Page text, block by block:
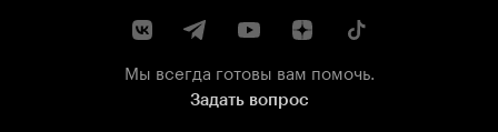
Мы всегда готовы вам помочь.
Задать вопрос